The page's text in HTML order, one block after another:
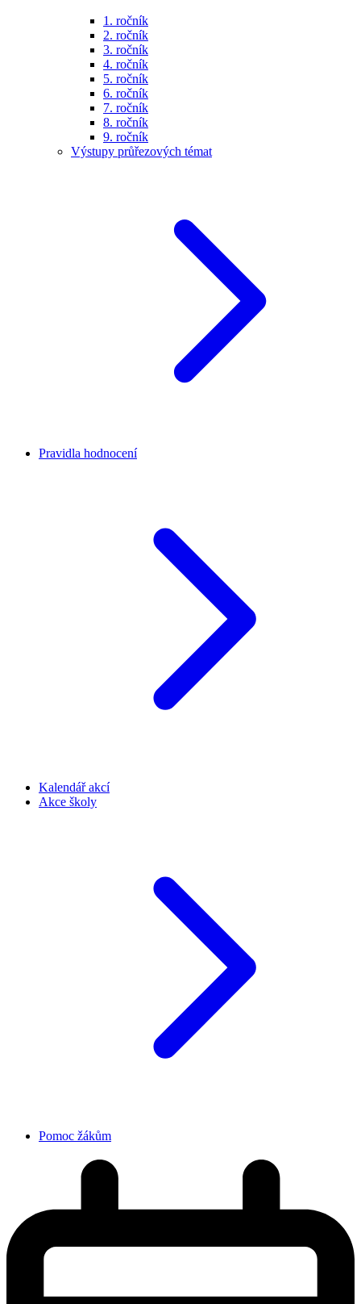
1. ročník
2. ročník
3. ročník
4. ročník
5. ročník
6. ročník
7. ročník
8. ročník
9. ročník
Výstupy průřezových témat
Pravidla hodnocení
Kalendář akcí
Akce školy
Pomoc žákům